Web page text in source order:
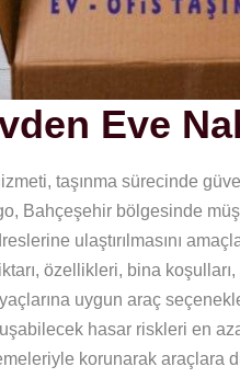
Eve
taşınma sürecinde
Bahçeşehir bölgesinde
ulaştırılmasını
özellikleri, bina
uygun araç
hasar riskleri en
korunarak araçlara